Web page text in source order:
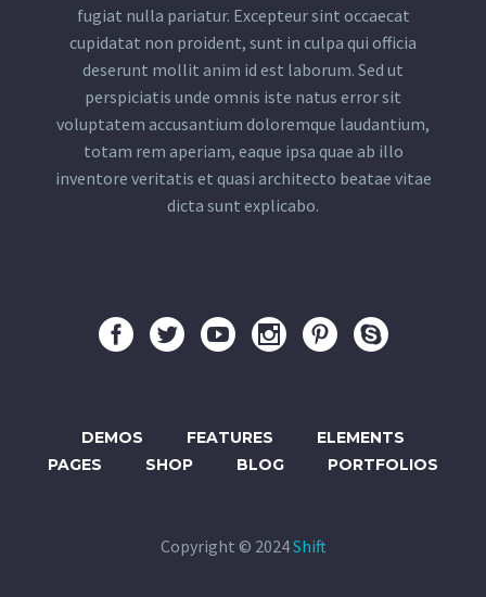
fugiat nulla pariatur. Excepteur sint occaecat
cupidatat non proident, sunt in culpa qui officia
deserunt mollit anim id est laborum. Sed ut
perspiciatis unde omnis iste natus error sit
voluptatem accusantium doloremque laudantium,
totam rem aperiam, eaque ipsa quae ab illo
inventore veritatis et quasi architecto beatae vitae
dicta sunt explicabo.
DEMOS FEATURES
ELEMENTS
PAGES
SHOP BLOG PORTFOLIOS
Copyright © 2024Shift